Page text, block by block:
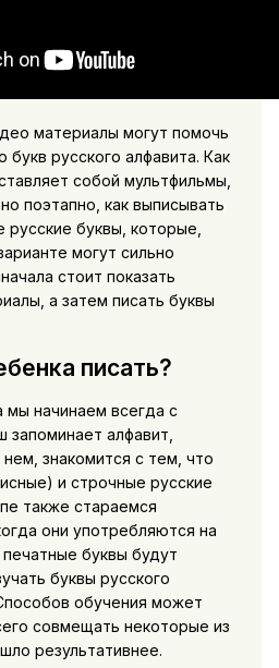
материалы могут помочь
букв русского алфавита. Как
собой мультфильмы,
поэтапно, как выписывать
русские буквы, которые,
могут сильно
стоит показать
а затем писать буквы
писать?
мы начинаем всегда с
алфавит,
знакомится с тем, что
и строчные русские
также стараемся
они употребляются на
буквы будут
буквы русского
обучения может
совмещать некоторые из
результативнее.